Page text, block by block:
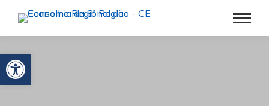
Barra de Ferramentas Aberta